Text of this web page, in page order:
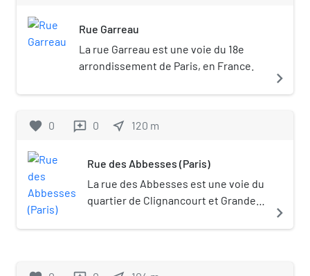
Rue Garreau
La rue Garreau est une voie du 18e
arrondissement de Paris, en France.
navigate_next
favorite 0 reviews 0 near_me 120 m
Rue des Abbesses (Paris)
La rue des Abbesses est une voie du
quartier de Clignancourt et Grandes-
Paris.
navigate_next